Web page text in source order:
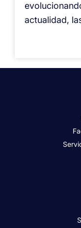
actualidad,